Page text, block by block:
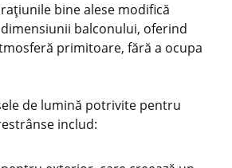
bine alese modifică
balconului, oferind
primitoare, fără a ocupa
de lumină potrivite pentru
includ: